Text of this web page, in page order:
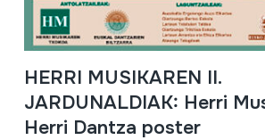
HERRI MUSIKAREN II.
JARDUNALDIAK: Herri
Herri Dantza poster